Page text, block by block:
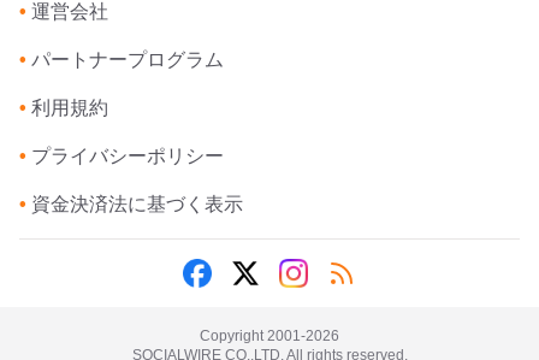
• 運営会社
• パートナープログラム
• 利用規約
• プライバシーポリシー
• 資金決済法に基づく表示
Copyright 2001-2026
SOCIALWIRE CO.,LTD. All rights reserved.